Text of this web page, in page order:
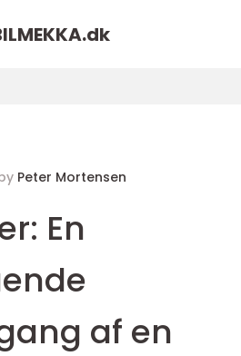
dk
Peter Mortensen
En
af en